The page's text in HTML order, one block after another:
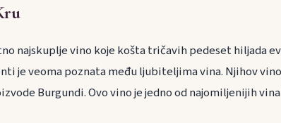
najskuplje vino koje košta tričavih pedeset hiljada
je veoma poznata među ljubiteljima vina. Njihov
Burgundi. Ovo vino je jedno od najomiljenijih